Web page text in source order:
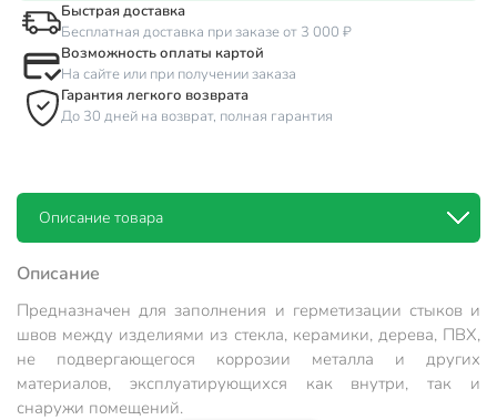
Быстрая доставка
Бесплатная доставка при заказе от 3 000 ₽
Возможность оплаты картой
На сайте или при получении заказа
Гарантия легкого возврата
До 30 дней на возврат, полная гарантия
Описание товара
Описание
Предназначен для заполнения и герметизации стыков и
швов между изделиями из стекла, керамики, дерева, ПВХ,
не подвергающегося коррозии металла и других
материалов, эксплуатирующихся как внутри, так и
снаружи помещений.